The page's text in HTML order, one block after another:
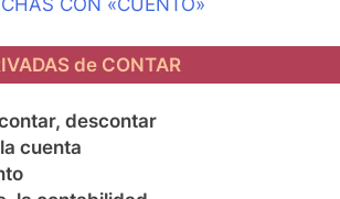
CON «CUENTO»
de CONTAR
descontar
cuenta